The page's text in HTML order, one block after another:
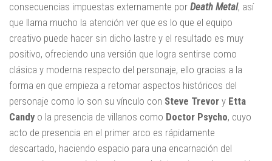
consecuencias impuestas externamente por Death Metal, así
que llama mucho la atención ver que es lo que el equipo
creativo puede hacer sin dicho lastre y el resultado es muy
positivo, ofreciendo una versión que logra sentirse como
clásica y moderna respecto del personaje, ello gracias a la
forma en que empieza a retomar aspectos históricos del
personaje como lo son su vínculo con Steve Trevor y Etta
Candy o la presencia de villanos como Doctor Psycho, cuyo
acto de presencia en el primer arco es rápidamente
descartado, haciendo espacio para una encarnación del